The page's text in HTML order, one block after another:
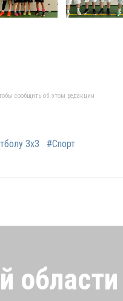
сообщить об этом редакции
3х3 #Спорт
области